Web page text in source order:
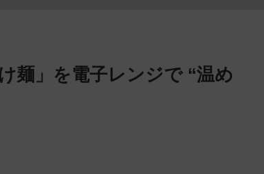
麺」を電子レンジで “温め